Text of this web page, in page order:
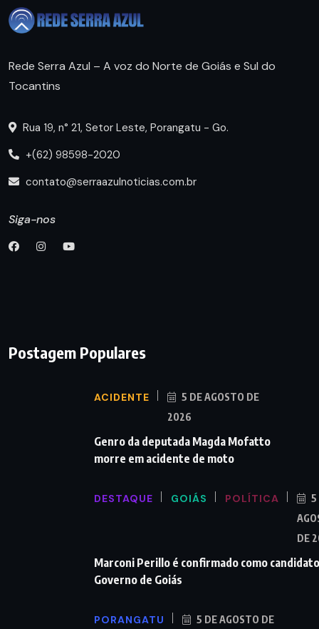
Rede Serra Azul – A voz do Norte de Goiás e Sul do
Tocantins
Rua 19, n° 21, Setor Leste, Porangatu - Go.
+(62) 98598-2020
contato@serraazulnoticias.com.br
Siga-nos
Postagem Populares
ACIDENTE
5 DE AGOSTO DE
2026
Genro da deputada Magda Mofatto
morre em acidente de moto
DESTAQUE GOIÁS POLÍTICA
5
DE
Marconi Perillo é confirmado como
Governo de Goiás
PORANGATU
5 DE AGOSTO DE